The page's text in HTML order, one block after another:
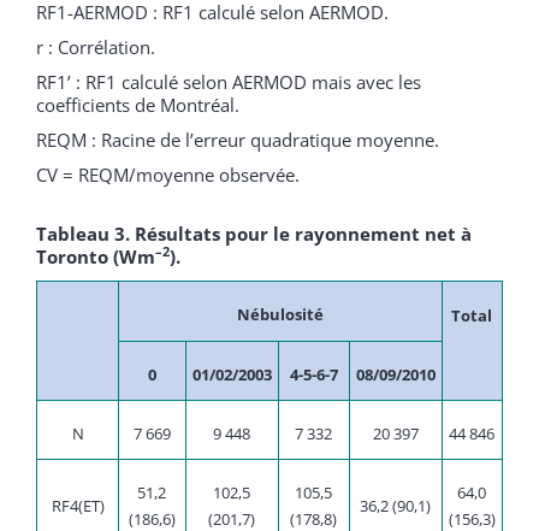
RF1-AERMOD : RF1 calculé selon AERMOD.
r : Corrélation.
RF1’ : RF1 calculé selon AERMOD mais avec les
coefficients de Montréal.
REQM : Racine de l’erreur quadratique moyenne.
CV = REQM/moyenne observée.
Tableau 3. Résultats pour le rayonnement net à
Toronto (Wm–2).
Nébulosité Total
0 01/02/2003 4-5-6-7 08/09/2010
N 7 669 9 448 7 332 20 397 44 846
RF4(ET)
51,2
(186,6)
102,5
(201,7)
105,5
(178,8)
36,2 (90,1)
64,0
(156,3)